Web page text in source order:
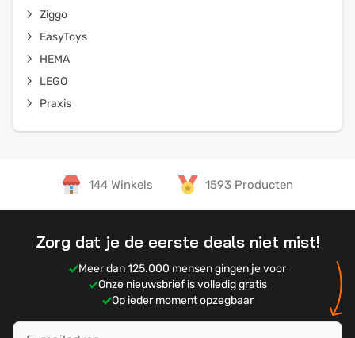
Ziggo
EasyToys
HEMA
LEGO
Praxis
144 Winkels 1593 Producten
Zorg dat je de eerste deals niet mist!
Meer dan 125.000 mensen gingen je voor
Onze nieuwsbrief is volledig gratis
Op ieder moment opzegbaar